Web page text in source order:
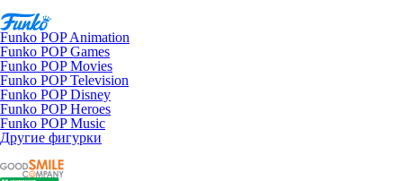
Funko POP Animation
Funko POP Games
Funko POP Movies
Funko POP Television
Funko POP Disney
Funko POP Heroes
Funko POP Music
Другие фигурки